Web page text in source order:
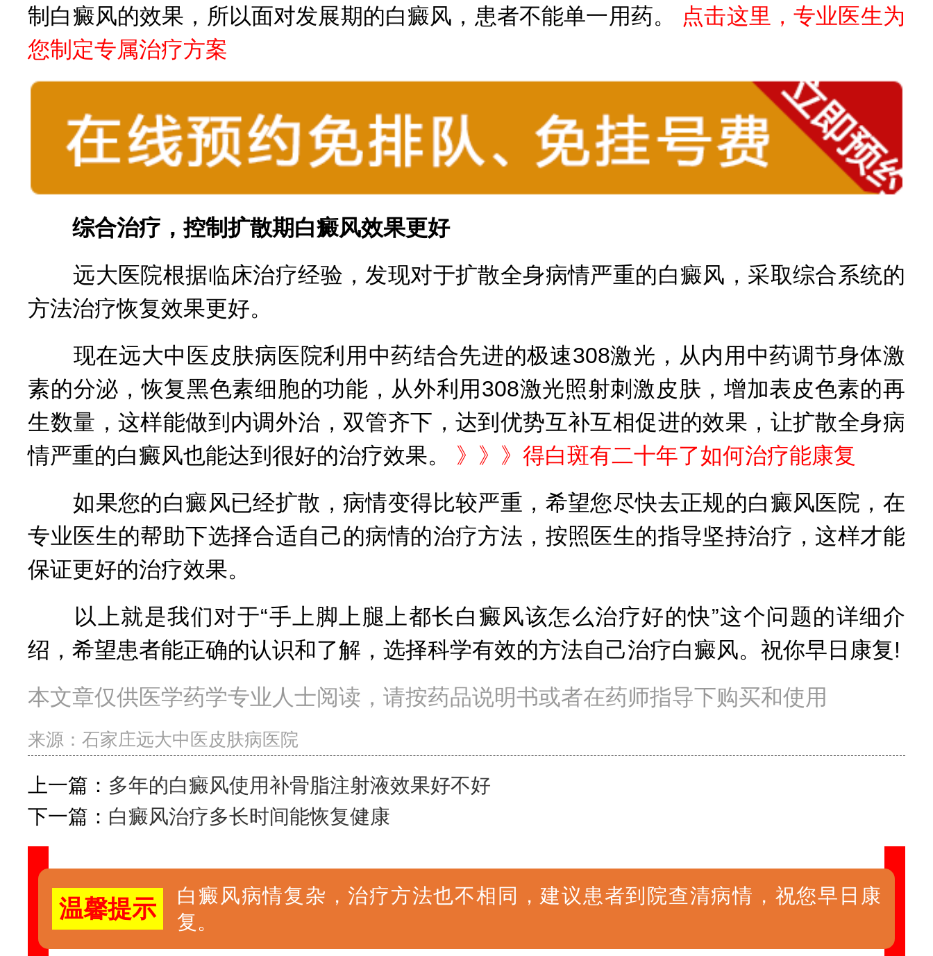
制白癜风的效果，所以面对发展期的白癜风，患者不能单一用药。
点击这里，专业医生为
您制定专属治疗方案
综合治疗，控制扩散期白癜风效果更好
远大医院根据临床治疗经验，发现对于扩散全身病情严重的白癜风，采取综合系统的
方法治疗恢复效果更好。
现在远大中医皮肤病医院利用中药结合先进的极速308激光，从内用中药调节身体激
素的分泌，恢复黑色素细胞的功能，从外利用308激光照射刺激皮肤，增加表皮色素的再
生数量，这样能做到内调外治，双管齐下，达到优势互补互相促进的效果，让扩散全身病
情严重的白癜风也能达到很好的治疗效果。 》》》得白斑有二十年了如何治疗能康复
如果您的白癜风已经扩散，病情变得比较严重，希望您尽快去正规的白癜风医院，在
专业医生的帮助下选择合适自己的病情的治疗方法，按照医生的指导坚持治疗，这样才能
保证更好的治疗效果。
以上就是我们对于“手上脚上腿上都长白癜风该怎么治疗好的快”这个问题的详细介
绍，希望患者能正确的认识和了解，选择科学有效的方法自己治疗白癜风。祝你早日康复!
本文章仅供医学药学专业人士阅读，请按药品说明书或者在药师指导下购买和使用
来源：石家庄远大中医皮肤病医院
上一篇： 多年的白癜风使用补骨脂注射液效果好不好
下一篇： 白癜风治疗多长时间能恢复健康
温馨提示
白癜风病情复杂，治疗方法也不相同，建议患者到院查清病情，祝您早日康
复。